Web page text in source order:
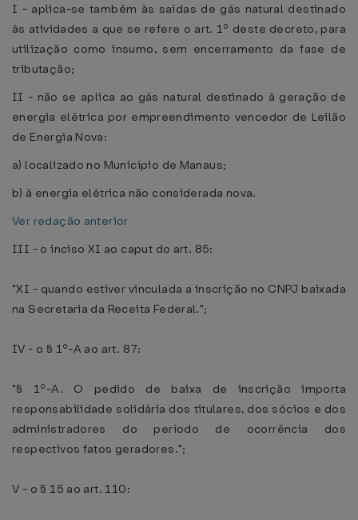
I - aplica-se também às saídas de gás natural destinado
às atividades a que se refere o art. 1º deste decreto, para
utilização como insumo, sem encerramento da fase de
tributação;
II - não se aplica ao gás natural destinado à geração de
energia elétrica por empreendimento vencedor de Leilão
de Energia Nova:
a) localizado no Município de Manaus;
b) à energia elétrica não considerada nova.
Ver redação anterior
III - o inciso XI ao caput do art. 85:
"XI - quando estiver vinculada a inscrição no CNPJ baixada
na Secretaria da Receita Federal.";
IV - o § 1º-A ao art. 87:
"§ 1º-A. O pedido de baixa de inscrição importa
responsabilidade solidária dos titulares, dos sócios e dos
administradores do período de ocorrência dos
respectivos fatos geradores.";
V - o § 15 ao art. 110: